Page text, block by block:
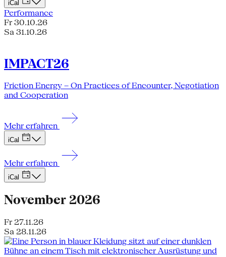
iCal
Performance
Fr 30.10.26
Sa 31.10.26
IMPACT26
Friction Energy – On Practices of Encounter, Negotiation
and Cooperation
Mehr erfahren
iCal
Mehr erfahren
iCal
November 2026
Fr 27.11.26
Sa 28.11.26